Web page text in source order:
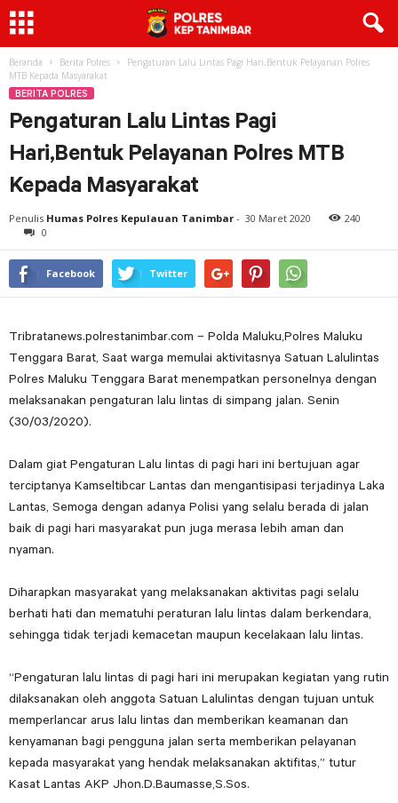
Beranda Berita Polres
Pengaturan Lalu Lintas Pagi Hari,Bentuk Pelayanan Polres
MTB Kepada Masyarakat
BERITA POLRES
Pengaturan Lalu Lintas Pagi
Hari,Bentuk Pelayanan Polres MTB
Kepada Masyarakat
Penulis Humas Polres Kepulauan Tanimbar - 30 Maret 2020
240
0
Facebook Twitter
Tribratanews.polrestanimbar.com – Polda Maluku,Polres Maluku
Tenggara Barat, Saat warga memulai aktivitasnya Satuan Lalulintas
Polres Maluku Tenggara Barat menempatkan personelnya dengan
melaksanakan pengaturan lalu lintas di simpang jalan. Senin
(30/03/2020).
Dalam giat Pengaturan Lalu lintas di pagi hari ini bertujuan agar
terciptanya Kamseltibcar Lantas dan mengantisipasi terjadinya Laka
Lantas, Semoga dengan adanya Polisi yang selalu berada di jalan
baik di pagi hari masyarakat pun juga merasa lebih aman dan
nyaman.
Diharapkan masyarakat yang melaksanakan aktivitas pagi selalu
berhati hati dan mematuhi peraturan lalu lintas dalam berkendara,
sehingga tidak terjadi kemacetan maupun kecelakaan lalu lintas.
“Pengaturan lalu lintas di pagi hari ini merupakan kegiatan yang rutin
dilaksanakan oleh anggota Satuan Lalulintas dengan tujuan untuk
memperlancar arus lalu lintas dan memberikan keamanan dan
kenyamanan bagi pengguna jalan serta memberikan pelayanan
kepada masyarakat yang hendak melaksanakan aktifitas,” tutur
Kasat Lantas AKP Jhon.D.Baumasse,S.Sos.